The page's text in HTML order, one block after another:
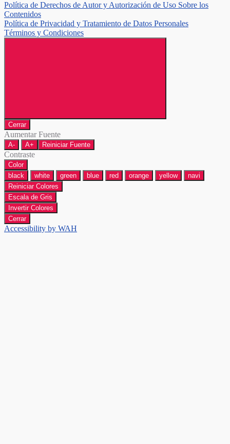
Política de Derechos de Autor y Autorización de Uso Sobre los
Contenidos
Política de Privacidad y Tratamiento de Datos Personales
Términos y Condiciones
Cerrar
Aumentar Fuente
A- A+ Reiniciar Fuente
Contraste
Color
black
white green blue red orange yellow
navi
Reiniciar Colores
Escala de Gris
Invertir Colores
Cerrar
Accessibility by WAH